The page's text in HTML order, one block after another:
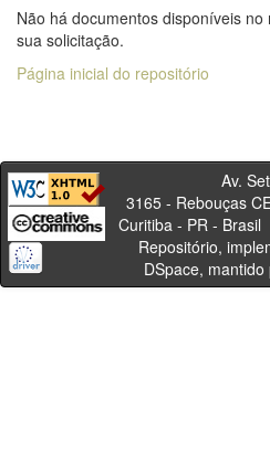
Não há documentos disponíveis
sua solicitação.
Página inicial do repositório
Av. Sete de
3165 - Rebouças
Curitiba -
Repositório,
DSpace,